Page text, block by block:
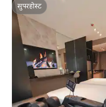
सुपरहोस्ट
सुपरहोस्ट